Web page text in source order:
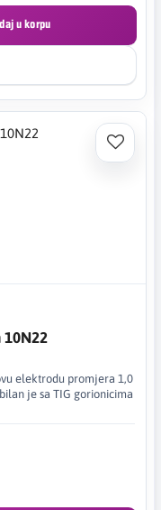
u korpu
10N22
elektrodu promjera 1,0
je sa TIG gorionicima